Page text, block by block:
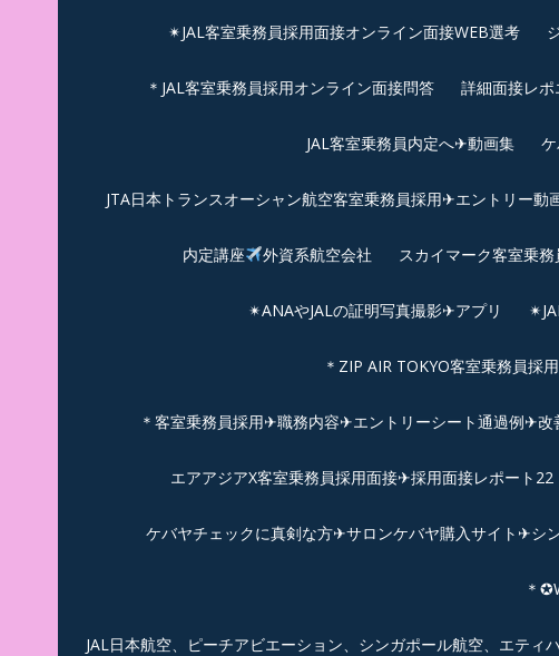
✴︎JAL客室乗務員採用面接オンライン面接WEB選考
＊JAL客室乗務員採用オンライン面接問答 詳細面接レ
JAL客室乗務員内定へ✈動画集
JTA日本トランスオーシャン航空客室乗務員採用✈エントリー動
内定講座 外資系航空会社 スカイマーク客室乗
✴︎ANAやJALの証明写真撮影✈︎アプリ
＊ZIP AIR TOKYO客室乗務員採
＊客室乗務員採用✈職務内容✈エントリーシート通過例✈改
エアアジアX客室乗務員採用面接✈︎採用面接レポート22
ケバヤチェックに真剣な方✈サロンケバヤ購入サイト✈シ
＊
JAL日本航空、ピーチアビエーション、シンガポール航空、エテ